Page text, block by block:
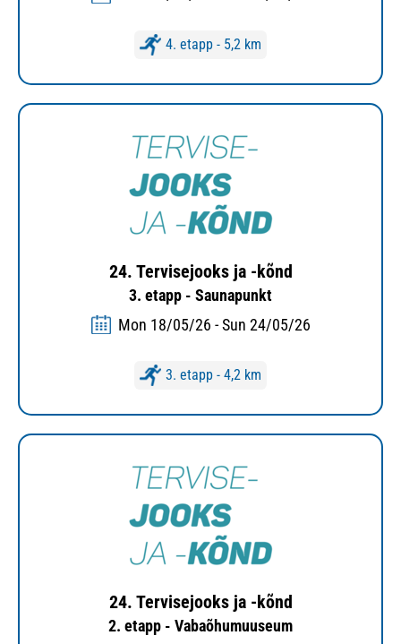
4. etapp - 5,2 km
24. Tervisejooks ja -kõnd
3. etapp - Saunapunkt
Mon 18/05/26 - Sun 24/05/26
3. etapp - 4,2 km
24. Tervisejooks ja -kõnd
2. etapp - Vabaõhumuuseum